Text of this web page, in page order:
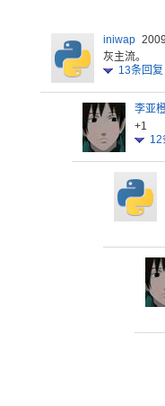
iniwap
灰主流。
13条回复
李亚
+1
12